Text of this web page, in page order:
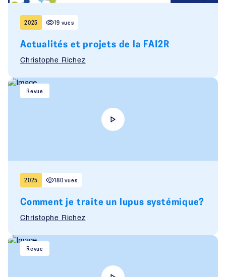
2025 19 vues
Actualités et projets de la FAI2R
Christophe Richez
Revue
2025 180 vues
Comment je traite un lupus systémique?
Christophe Richez
Revue